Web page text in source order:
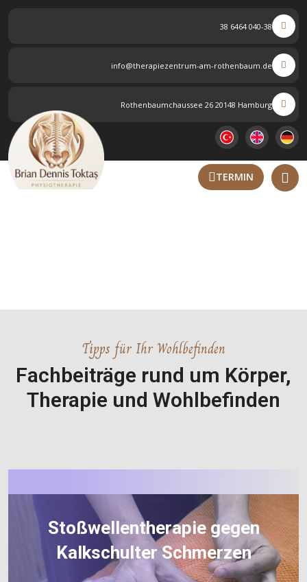
040-38 6464 38
info@therapiezentrum-am-rothenbaum.de
Rothenbaumchaussee 26 20148 Hamburg
TERMIN
Tipps für Ihr Wohlbefinden
Fachbeiträge rund um Körper,
Therapie und Wohlbefinden
Stoßwellentherapie gegen
Kalkschulter Schmerzen